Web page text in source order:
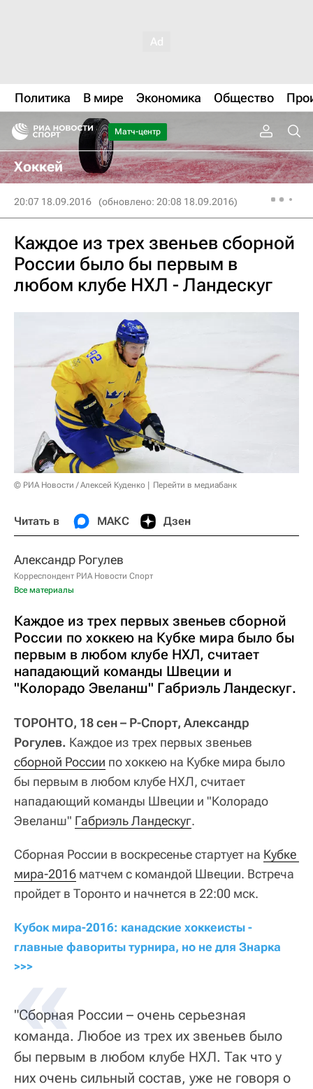
Политика В мире Экономика Общество
Матч-центр
Хоккей
20:07 18.09.2016 (обновлено: 20:08 18.09.2016)
Каждое из трех звеньев сборной
России было бы первым в
любом клубе НХЛ - Ландескуг
© РИА Новости / Алексей Куденко Перейти в медиабанк
Читать в МАКС Дзен
Александр Рогулев
Корреспондент РИА Новости Спорт
Все материалы
Каждое из трех первых звеньев сборной
России по хоккею на Кубке мира было бы
первым в любом клубе НХЛ, считает
нападающий команды Швеции и
"Колорадо Эвеланш" Габриэль Ландескуг.
ТОРОНТО, 18 сен – Р-Спорт, Александр
Рогулев. Каждое из трех первых звеньев
сборной России по хоккею на Кубке мира было
бы первым в любом клубе НХЛ, считает
нападающий команды Швеции и "Колорадо
Эвеланш" Габриэль Ландескуг.
Сборная России в воскресенье стартует на Кубке
мира-2016 матчем с командой Швеции. Встреча
пройдет в Торонто и начнется в 22:00 мск.
Кубок мира-2016: канадские хоккеисты -
главные фавориты турнира, но не для Знарка
>>>
"Сборная России – очень серьезная
команда. Любое из трех их звеньев было
бы первым в любом клубе НХЛ. Так что у
них очень сильный состав, уже не говоря о